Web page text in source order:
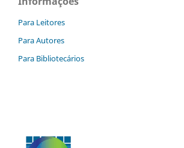
Para Leitores
Para Autores
Para Bibliotecários